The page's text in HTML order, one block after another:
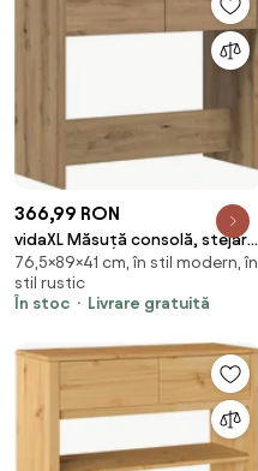
366,99 RON
vidaXL Măsuță consolă, stejar
artizanal, 89x41x76,5 cm, lemn
prelucrat
76,5×89×41 cm, în stil modern, în
stil rustic
În stoc
Livrare gratuită